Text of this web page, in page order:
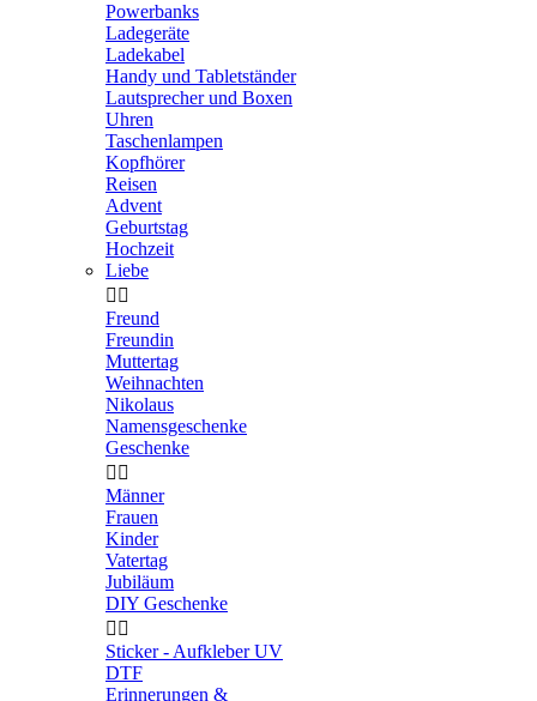
Powerbanks
Ladegeräte
Ladekabel
Handy und Tabletständer
Lautsprecher und Boxen
Uhren
Taschenlampen
Kopfhörer
Reisen
Advent
Geburtstag
Hochzeit
Liebe
 
Freund
Freundin
Muttertag
Weihnachten
Nikolaus
Namensgeschenke
Geschenke
 
Männer
Frauen
Kinder
Vatertag
Jubiläum
DIY Geschenke
 
Sticker - Aufkleber UV
DTF
Erinnerungen &